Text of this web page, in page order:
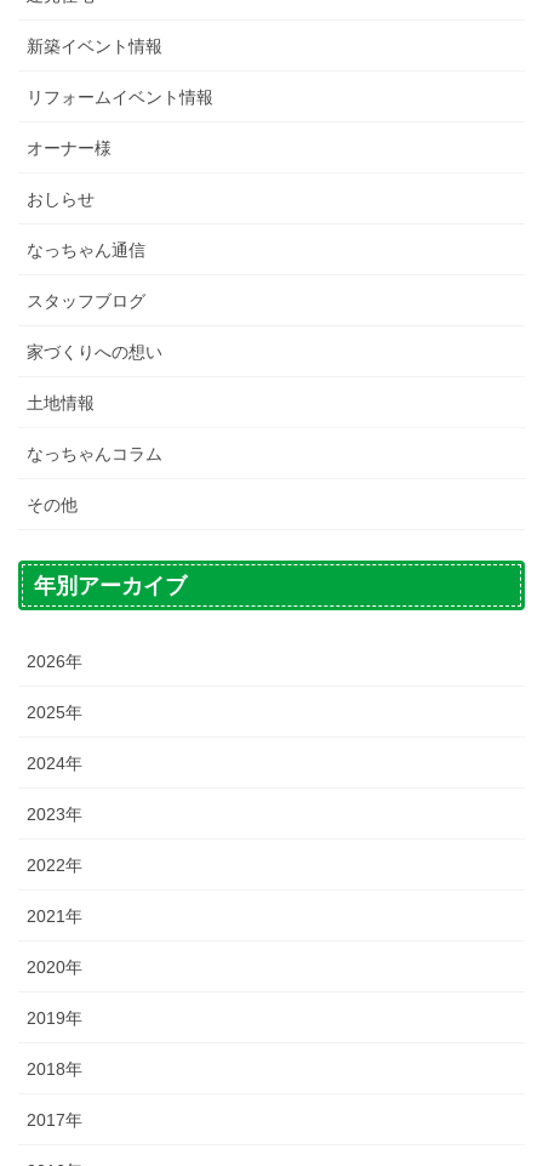
新築イベント情報
リフォームイベント情報
オーナー様
おしらせ
なっちゃん通信
スタッフブログ
家づくりへの想い
土地情報
なっちゃんコラム
その他
年別アーカイブ
2026年
2025年
2024年
2023年
2022年
2021年
2020年
2019年
2018年
2017年